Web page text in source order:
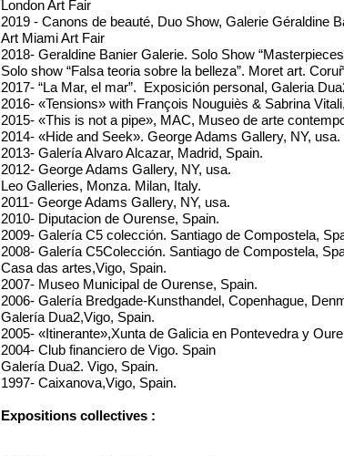
London Art Fair
2019 - Canons de beauté, Duo Show, Galerie Géraldine
Art Miami Art Fair
2018- Geraldine Banier Galerie. Solo Show
Solo show “Falsa teoria sobre la belleza”. Moret art.
2017- “La Mar, el mar”. Exposición personal, Galeria
2016- «Tensions» with François Nouguiès & Sabrina
2015- «This is not a pipe», MAC, Museo de arte
2014- «Hide and Seek». George Adams Gallery, NY, usa.
2013- Galería Alvaro Alcazar, Madrid, Spain.
2012- George Adams Gallery, NY, usa.
Leo Galleries, Monza. Milan, Italy.
2011- George Adams Gallery, NY, usa.
2010- Diputacion de Ourense, Spain.
2009- Galería C5 colección. Santiago de Compostela,
2008- Galería C5Colección. Santiago de Compostela,
Casa das artes,Vigo, Spain.
2007- Museo Municipal de Ourense, Spain.
2006- Galería Bredgade-Kunsthandel, Copenhague,
Galería Dua2,Vigo, Spain.
2005- «Itinerante»,Xunta de Galicia en Pontevedra y
2004- Club financiero de Vigo. Spain
Galería Dua2. Vigo, Spain.
1997- Caixanova,Vigo, Spain.
Expositions collectives :